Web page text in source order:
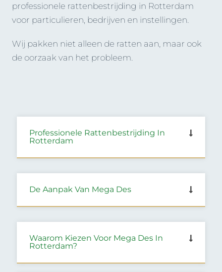
professionele rattenbestrijding in Rotterdam
voor particulieren, bedrijven en instellingen.
Wij pakken niet alleen de ratten aan, maar ook
de oorzaak van het probleem.
Professionele Rattenbestrijding In
Rotterdam
De Aanpak Van Mega Des
Waarom Kiezen Voor Mega Des In
Rotterdam?